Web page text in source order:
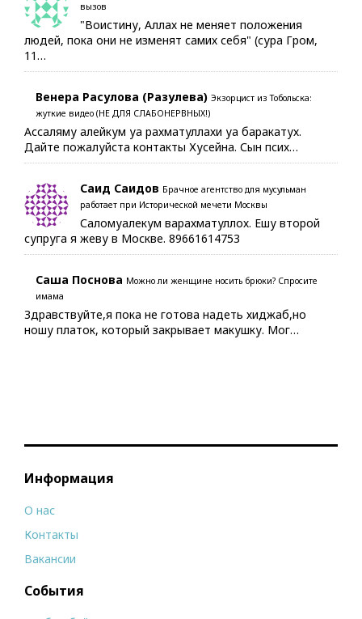
вызов
"Воистину, Аллах не меняет положения
людей, пока они не изменят самих себя" (сура Гром,
11…
Венера Расулова (Разулева) Экзорцист из Тобольска:
жуткие видео (НЕ ДЛЯ СЛАБОНЕРВНЫХ!)
Ассаляму алейкум уа рахматуллахи уа баракатух.
Дайте пожалуйста контакты Хусейна. Сын псих…
Саид Саидов Брачное агентство для мусульман
работает при Исторической мечети Москвы
Саломуалекум варахматуллох. Ешу второй
супруга я жеву в Москве. 89661614753
Саша Поснова Можно ли женщине носить брюки? Спросите
имама
Здравствуйте,я пока не готова надеть хиджаб,но
ношу платок, который закрывает макушку. Мог…
Информация
О нас
Контакты
Вакансии
События